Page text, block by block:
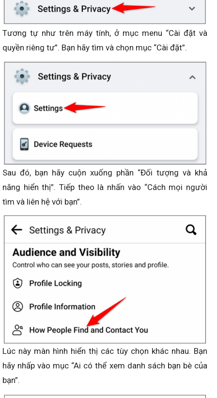
Tương tự như trên máy tính, ở mục menu “Cài đặt và
quyền riêng tư”. Bạn hãy tìm và chọn mục “Cài đặt”.
Sau đó, bạn hãy cuộn xuống phần “Đối tượng và khả
năng hiển thị”. Tiếp theo là nhấn vào “Cách mọi người
tìm và liên hệ với bạn”.
Lúc này màn hình hiển thị các tùy chọn khác nhau. Bạn
hãy nhấp vào mục “Ai có thể xem danh sách bạn bè của
bạn”.